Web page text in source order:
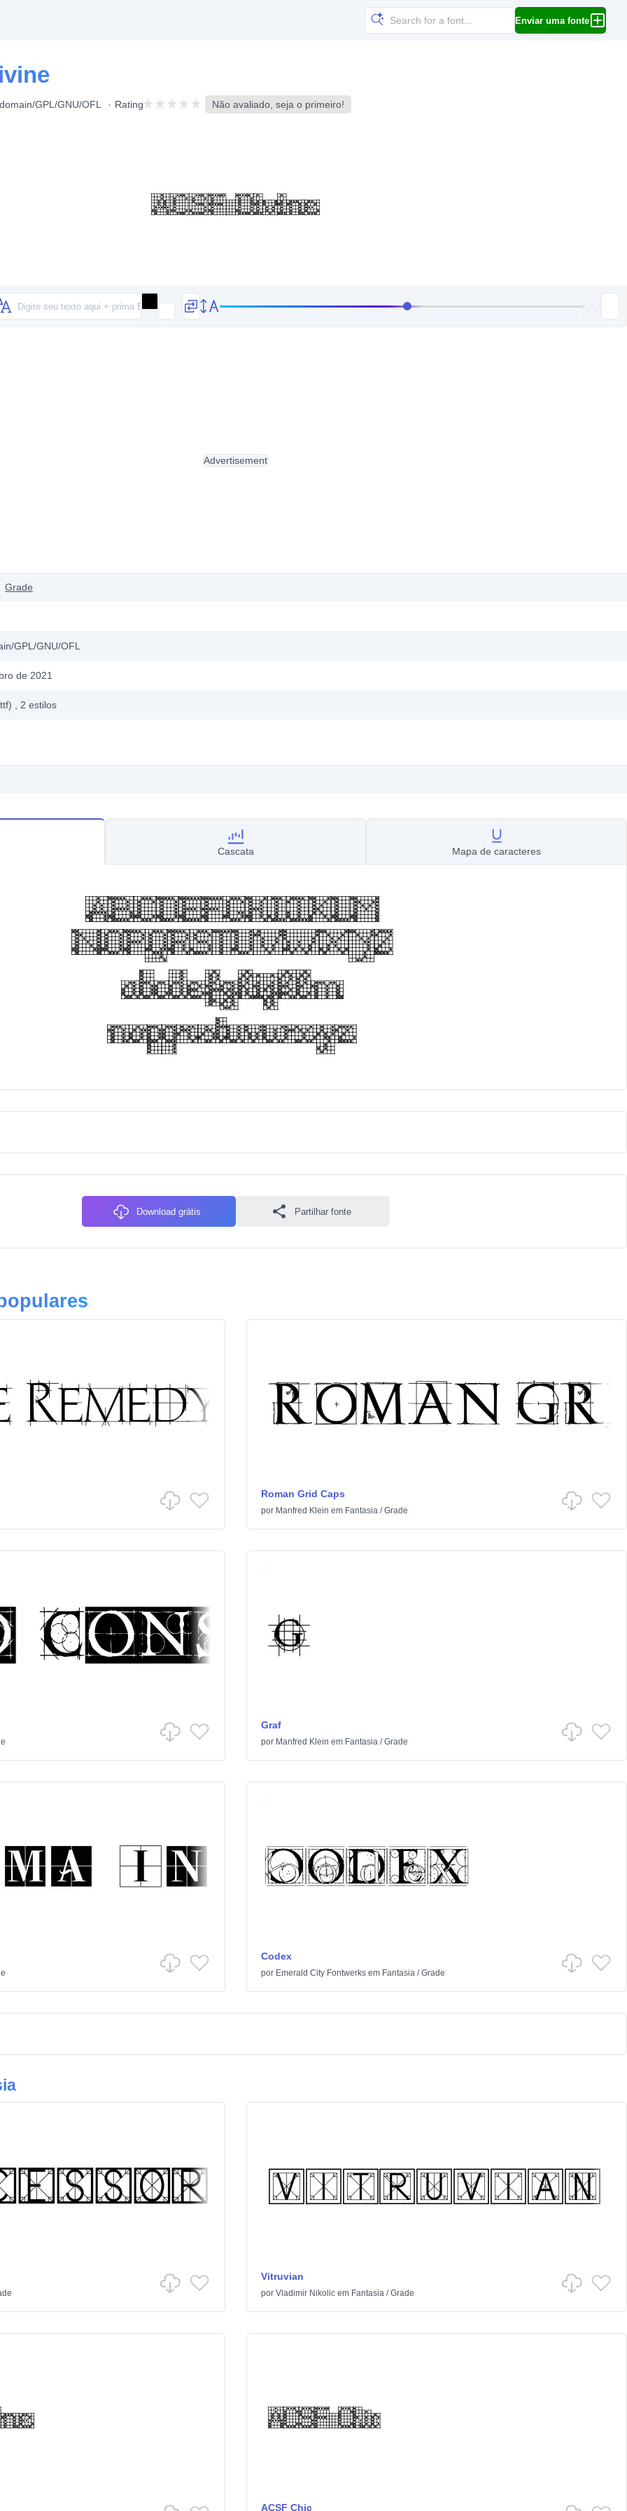
Enviar uma fonte
GPL/GNU/OFL Rating Não avaliado, seja o primeiro!
Grade
GPL/GNU/OFL
de 2021
, 2 estilos
Advertisement
Cascata Mapa de caracteres
Download grátis Partilhar fonte
Roman Grid Caps
por Manfred Klein em Fantasia/Grade
Graf
por Manfred Klein em Fantasia/Grade
Codex
por Emerald City Fontwerksem Fantasia/Grade
Vitruvian
por Vladimir Nikolicem Fantasia/Grade
ACSF Chic